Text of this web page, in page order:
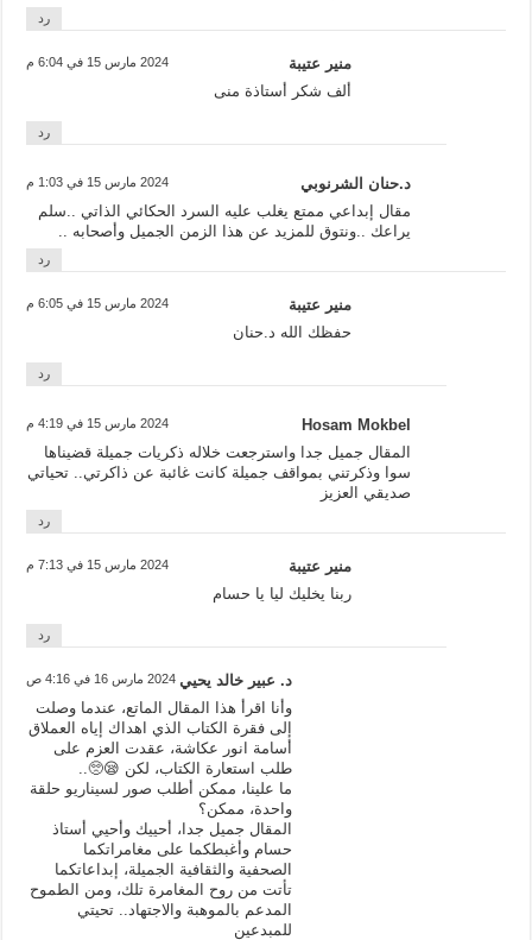
رد
منير عتيبة 2024 مارس 15 في 6:04 م
ألف شكر أستاذة منى
رد
د.حنان الشرنوبي 2024 مارس 15 في 1:03 م
مقال إبداعي ممتع يغلب عليه السرد الحكائي الذاتي ..سلم
يراعك ..ونتوق للمزيد عن هذا الزمن الجميل وأصحابه ..
رد
منير عتيبة 2024 مارس 15 في 6:05 م
حفظك الله د.حنان
رد
Hosam Mokbel 2024 مارس 15 في 4:19 م
المقال جميل جدا واسترجعت خلاله ذكريات جميلة قضيناها
سوا وذكرتني بمواقف جميلة كانت غائبة عن ذاكرتي.. تحياتي
صديقي العزيز
رد
منير عتيبة 2024 مارس 15 في 7:13 م
ربنا يخليك ليا يا حسام
رد
د. عبير خالد يحيي 2024 مارس 16 في 4:16 ص
وأنا اقرأ هذا المقال الماتع، عندما وصلت
إلى فقرة الكتاب الذي اهداك إياه العملاق
أسامة انور عكاشة، عقدت العزم على
طلب استعارة الكتاب، لكن 😪🥺..
ما علينا، ممكن أطلب صور لسيناريو حلقة
واحدة، ممكن؟
المقال جميل جدا، أحييك وأحيي أستاذ
حسام وأغبطكما على مغامراتكما
الصحفية والثقافية الجميلة، إبداعاتكما
تأتت من روح المغامرة تلك، ومن الطموح
المدعم بالموهبة والاجتهاد.. تحيتي
للمبدعين